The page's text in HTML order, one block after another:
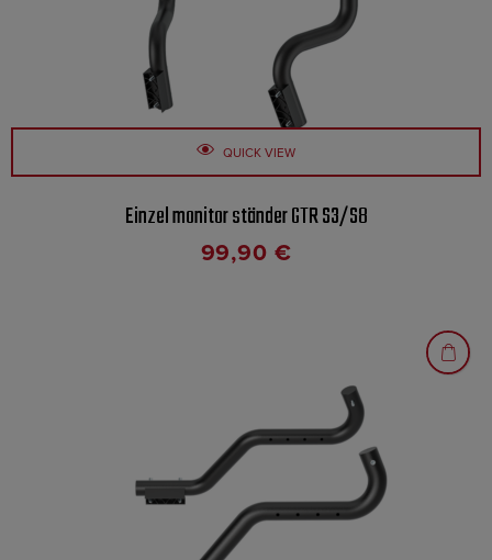
QUICK VIEW
Einzel monitor ständer GTR S3/S8
99,90 €